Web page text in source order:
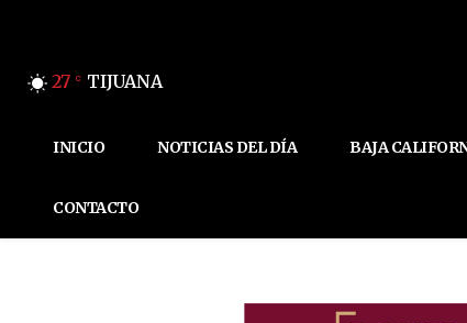
27 C TIJUANA
INICIO NOTICIAS DEL DÍA BAJA
CONTACTO